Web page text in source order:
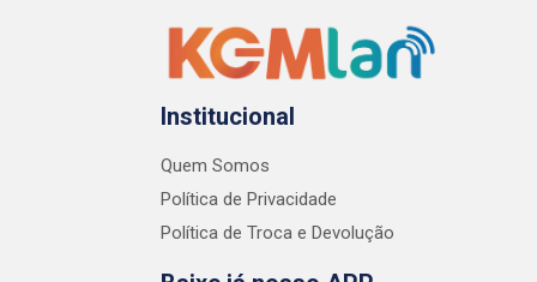
Institucional
Quem Somos
Política de Privacidade
Política de Troca e Devolução